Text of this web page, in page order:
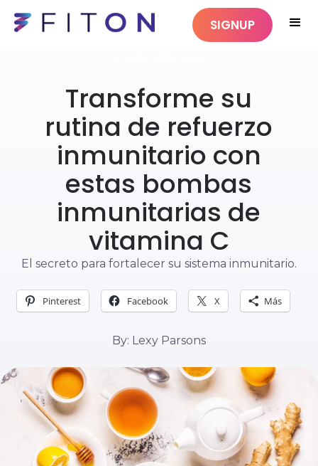
SIGNUP
Transforme su
rutina de refuerzo
inmunitario con
estas bombas
inmunitarias de
vitamina C
El secreto para fortalecer su sistema inmunitario.
Pinterest Facebook X Más
By: Lexy Parsons